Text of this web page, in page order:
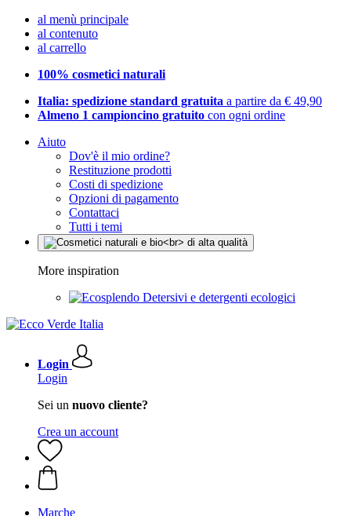
al menù principale
al contenuto
al carrello
100% cosmetici naturali
Italia: spedizione standard gratuita a partire da € 49,90
Almeno 1 campioncino gratuito con ogni ordine
Aiuto
Dov'è il mio ordine?
Restituzione prodotti
Costi di spedizione
Opzioni di pagamento
Contattaci
Tutti i temi
More inspiration
Detersivi e detergenti ecologici
Login
Login
Sei un nuovo cliente?
Crea un account
Marche